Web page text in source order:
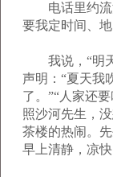
电话里约流
要我定时间、地
我说，“明天
声明：“夏天我
了。”“人家还
照沙河先生，
茶楼的热闹。
早上清静，凉快